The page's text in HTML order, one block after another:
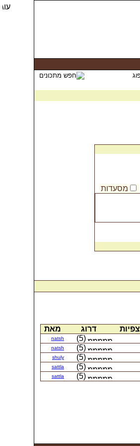
מסעדות
דרוג מאת
(5)
natsh
(5)
natsh
(5)
shuly
(5)
sattla
(5)
sattla